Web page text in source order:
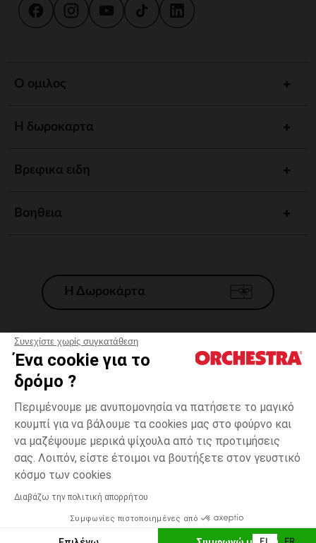
Συνεχίστε χωρίς συγκατάθεση
Ένα cookie για το
δρόμο ?
Περιμένουμε με ανυπομονησία να πατήσετε το μαγικό
κουμπί για να βάλουμε τα cookies μας στο φούρνο και
να μαζέψουμε μερικά ψίχουλα από τις προτιμήσεις
σας. Λοιπόν, είστε έτοιμοι να βουτήξετε στον γευστικό
κόσμο των cookies
Διαβάζω την πολιτική απορρήτου
Συμφωνίες πιστοποιημένες από
Μπλε
6
Δυνατότητα πληρωμής με
ΠΡΟΣΘΉΚΗ ΣΤΟ ΚΑΛΆΘΙ
Ο ομιλος
Η δωροκαρτα
Βρεφικα ειδη
Βοηθεια
Η Δωροκάρτα
Γενικοί 'Οροι Πώλησης
*Εμπορικες προσφορες
Προσωπικά δεδομένα
Διαχείρηση των cookies
Προσβασιμότητα: μη συμμορφούμενη
H Orchestra συμμετέχει στον κωδικά δεοντολογίας και στο σύστημα
μεσολάβησης της Γαλλικής Ομοσπονδίας Ηλεκτρονικού Εμπορίου.